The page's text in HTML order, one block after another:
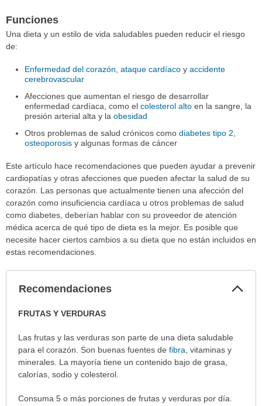
Funciones
Una dieta y un estilo de vida saludables pueden reducir el riesgo
de:
Enfermedad del corazón,ataque cardíaco yaccidente
cerebrovascular
Afecciones que aumentan el riesgo de desarrollar
enfermedad cardíaca, como elcolesterol alto en la sangre, la
presión arterial alta y laobesidad
Otros problemas de salud crónicos comodiabetes tipo 2,
osteoporosis y algunas formas de cáncer
Este artículo hace recomendaciones que pueden ayudar a prevenir
cardiopatías y otras afecciones que pueden afectar la salud de su
corazón. Las personas que actualmente tienen una afección del
corazón como insuficiencia cardíaca u otros problemas de salud
como diabetes, deberían hablar con su proveedor de atención
médica acerca de qué tipo de dieta es la mejor. Es posible que
necesite hacer ciertos cambios a su dieta que no están incluidos en
estas recomendaciones.
Recomendaciones
Recomendaciones
sido
extendido.
FRUTAS Y VERDURAS
Las frutas y las verduras son parte de una dieta saludable
para el corazón. Son buenas fuentes de fibra, vitaminas y
minerales. La mayoría tiene un contenido bajo de grasa,
calorías, sodio y colesterol.
Consuma 5 o más porciones de frutas y verduras por día.